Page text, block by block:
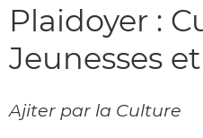
Plaidoyer :
Jeunesses
Ajiter par la Culture